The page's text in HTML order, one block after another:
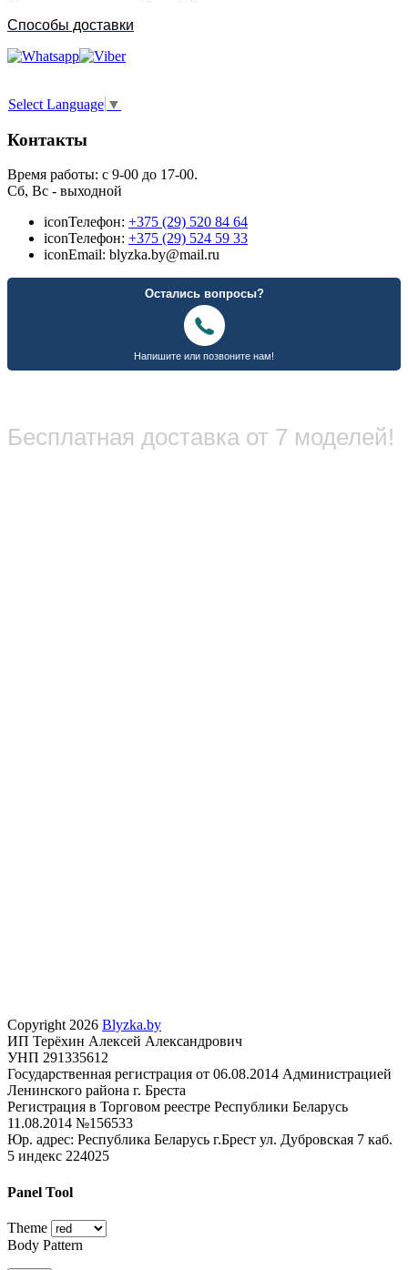
Способы доставки
Select Language ▼
Контакты
Время работы: с 9-00 до 17-00.
Сб, Вс - выходной
iconТелефон: +375 (29) 520 84 64
iconТелефон: +375 (29) 524 59 33
iconEmail: blyzka.by@mail.ru
Бесплатная доставка от 7 моделей!
Copyright 2026 Blyzka.by
ИП Терёхин Алексей Александрович
УНП 291335612
Государственная регистрация от 06.08.2014 Администрацией
Ленинского района г. Бреста
Регистрация в Торговом реестре Республики Беларусь
11.08.2014 №156533
Юр. адрес: Республика Беларусь г.Брест ул. Дубровская 7 каб.
5 индекс 224025
Panel Tool
Theme
Body Pattern